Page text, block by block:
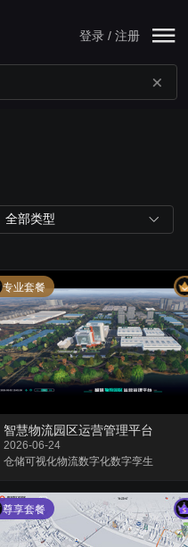
登录 / 注册
全部类型
专业套餐
智慧物流园区运营管理平台
2026-06-24
仓储可视化物流数字化数字孪生
尊享套餐